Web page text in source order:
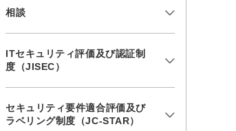
相談
ITセキュリティ評価及び認証制
度（JISEC）
セキュリティ要件適合評価及び
ラベリング制度（JC-STAR）